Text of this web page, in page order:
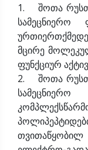
1. შოთა
მცირე
ფუნქციურ
2. შოთა